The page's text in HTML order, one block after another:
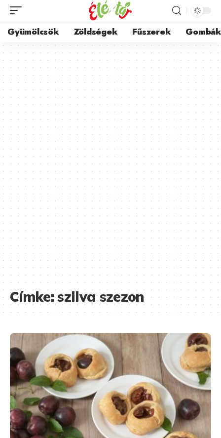
Gyümölcsök Zöldségek Fűszerek Gombák
Címke:szilva szezon